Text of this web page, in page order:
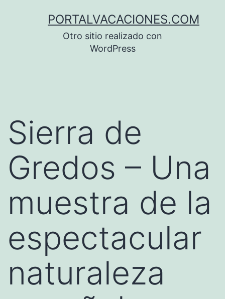
PORTALVACACIONES.COM
Otro sitio realizado con
WordPress
Sierra de
Gredos – Una
muestra de la
espectacular
naturaleza